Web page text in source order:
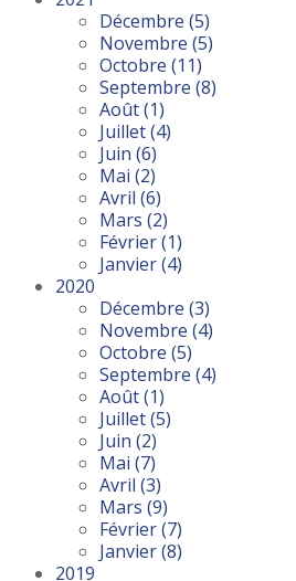
Décembre (5)
Novembre (5)
Octobre (11)
Septembre (8)
Août(1)
Juillet(4)
Juin (6)
Mai (2)
Avril (6)
Mars (2)
Février(1)
Janvier(4)
2020
Décembre (3)
Novembre (4)
Octobre (5)
Septembre (4)
Août(1)
Juillet(5)
Juin (2)
Mai (7)
Avril (3)
Mars (9)
Février(7)
Janvier(8)
2019